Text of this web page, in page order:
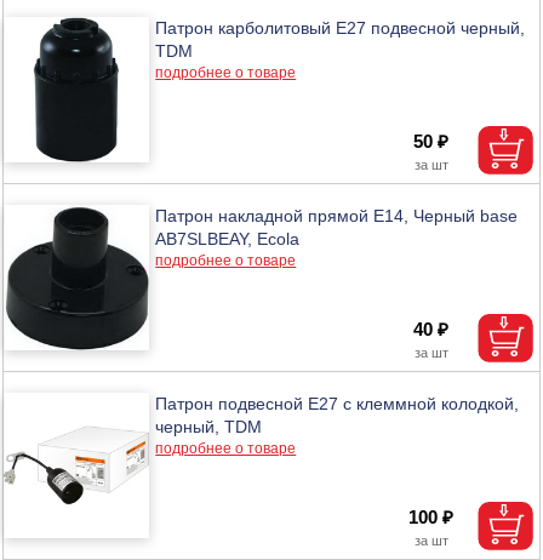
Патрон карболитовый Е27 подвесной черный,
TDM
подробнее о товаре
50 ₽
Патрон накладной прямой E14, Черный base
AB7SLBEAY, Ecola
подробнее о товаре
40 ₽
Патрон подвесной Е27 с клеммной колодкой,
черный, TDM
подробнее о товаре
100 ₽